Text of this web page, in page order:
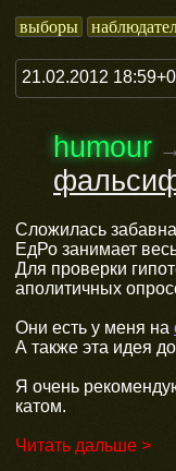
выборы
21.02.2012
humour
Сложилась
ЕдРо занимает
Для проверки
аполитичных
Они есть у меня на
А также эта идея
Я очень
катом.
Читать дальше >